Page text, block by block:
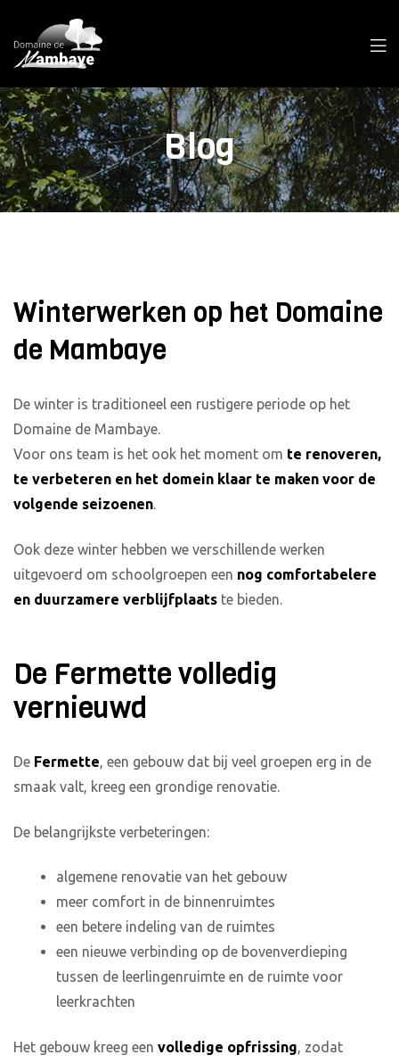
Blog
Winterwerken op het Domaine
de Mambaye
De winter is traditioneel een rustigere periode op het
Domaine de Mambaye.
Voor ons team is het ook het moment om te renoveren,
te verbeteren en het domein klaar te maken voor de
volgende seizoenen.
Ook deze winter hebben we verschillende werken
uitgevoerd om schoolgroepen een nog comfortabelere
en duurzamere verblijfplaats te bieden.
De Fermette volledig
vernieuwd
De Fermette, een gebouw dat bij veel groepen erg in de
smaak valt, kreeg een grondige renovatie.
De belangrijkste verbeteringen:
algemene renovatie van het gebouw
meer comfort in de binnenruimtes
een betere indeling van de ruimtes
een nieuwe verbinding op de bovenverdieping
tussen de leerlingenruimte en de ruimte voor
leerkrachten
Het gebouw kreeg een volledige opfrissing, zodat